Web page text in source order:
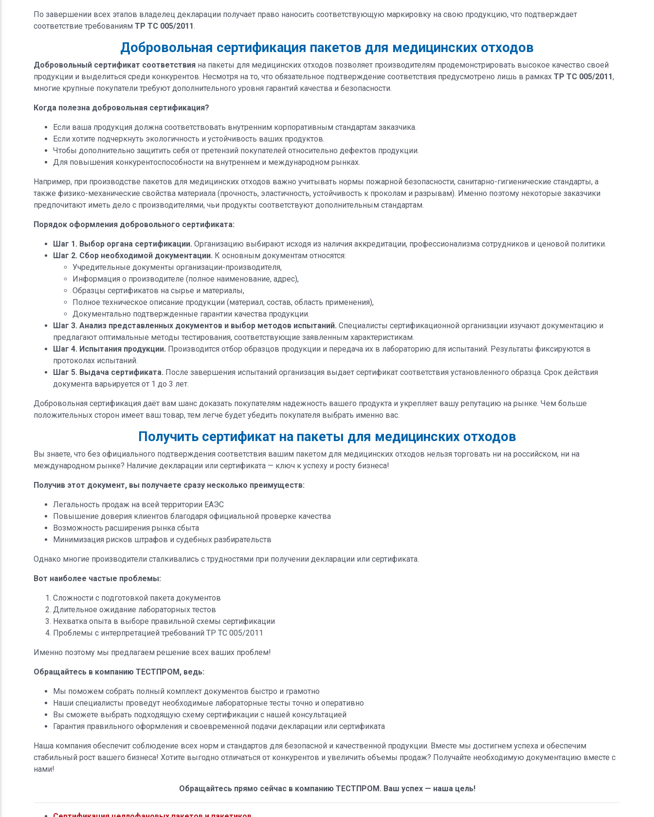
По завершении всех этапов владелец декларации получает право наносить соответствующую маркировку на свою продукцию, что подтверждает
соответствие требованиям ТР ТС 005/2011.
Добровольная сертификация пакетов для медицинских отходов
Добровольный сертификат соответствияна пакеты для медицинских отходов позволяет производителям продемонстрировать высокое качество своей
продукции и выделиться среди конкурентов. Несмотря на то, что обязательное подтверждение соответствия предусмотрено лишь в рамках ТР ТС 005/2011,
многие крупные покупатели требуют дополнительного уровня гарантий качества и безопасности.
Когда полезна добровольная сертификация?
Если ваша продукция должна соответствовать внутренним корпоративным стандартам заказчика.
Если хотите подчеркнуть экологичность и устойчивость ваших продуктов.
Чтобы дополнительно защитить себя от претензий покупателей относительно дефектов продукции.
Для повышения конкурентоспособности на внутреннем и международном рынках.
Например, при производстве пакетов для медицинских отходов важно учитывать нормы пожарной безопасности, санитарно-гигиенические стандарты, а
также физико-механические свойства материала (прочность, эластичность, устойчивость к проколам и разрывам). Именно поэтому некоторые заказчики
предпочитают иметь дело с производителями, чьи продукты соответствуют дополнительным стандартам.
Порядок оформления добровольного сертификата:
Шаг 1. Выбор органа сертификации. Организацию выбирают исходя из наличия аккредитации, профессионализма сотрудников и ценовой политики.
Шаг 2. Сбор необходимой документации. К основным документам относятся:
Учредительные документы организации-производителя,
Информация о производителе (полное наименование, адрес),
Образцы сертификатов на сырье и материалы,
Полное техническое описание продукции (материал, состав, область применения),
Документально подтвержденные гарантии качества продукции.
Шаг 3. Анализ представленных документов и выбор методов испытаний. Специалисты сертификационной организации изучают документацию и
предлагают оптимальные методы тестирования, соответствующие заявленным характеристикам.
Шаг 4. Испытания продукции. Производится отбор образцов продукции и передача их в лабораторию для испытаний. Результаты фиксируются в
протоколах испытаний.
Шаг 5. Выдача сертификата. После завершения испытаний организация выдает сертификат соответствия установленного образца. Срок действия
документа варьируется от 1 до 3 лет.
Добровольная сертификация даёт вам шанс доказать покупателям надежность вашего продукта и укрепляет вашу репутацию на рынке. Чем больше
положительных сторон имеет ваш товар, тем легче будет убедить покупателя выбрать именно вас.
Получить сертификат на пакеты для медицинских отходов
Вы знаете, что без официального подтверждения соответствия вашим пакетом для медицинских отходов нельзя торговать ни на российском, ни на
международном рынке? Наличие декларации или сертификата — ключ к успеху и росту бизнеса!
Получив этот документ, вы получаете сразу несколько преимуществ:
Легальность продаж на всей территории ЕАЭС
Повышение доверия клиентов благодаря официальной проверке качества
Возможность расширения рынка сбыта
Минимизация рисков штрафов и судебных разбирательств
Однако многие производители сталкивались с трудностями при получении декларации или сертификата.
Вот наиболее частые проблемы:
Сложности с подготовкой пакета документов
Длительное ожидание лабораторных тестов
Нехватка опыта в выборе правильной схемы сертификации
Проблемы с интерпретацией требований ТР ТС 005/2011
Именно поэтому мы предлагаем решение всех ваших проблем!
Обращайтесь в компанию ТЕСТПРОМ, ведь:
Мы поможем собрать полный комплект документов быстро и грамотно
Наши специалисты проведут необходимые лабораторные тесты точно и оперативно
Вы сможете выбрать подходящую схему сертификации с нашей консультацией
Гарантия правильного оформления и своевременной подачи декларации или сертификата
Наша компания обеспечит соблюдение всех норм и стандартов для безопасной и качественной продукции. Вместе мы достигнем успеха и обеспечим
стабильный рост вашего бизнеса! Хотите выгодно отличаться от конкурентов и увеличить объемы продаж? Получайте необходимую документацию вместе с
нами!
Обращайтесь прямо сейчас в компанию ТЕСТПРОМ. Ваш успех — наша цель!